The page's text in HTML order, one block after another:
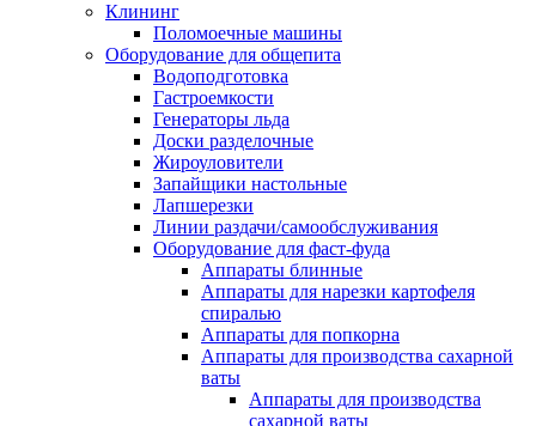
Клининг
Поломоечные машины
Оборудование для общепита
Водоподготовка
Гастроемкости
Генераторы льда
Доски разделочные
Жироуловители
Запайщики настольные
Лапшерезки
Линии раздачи/самообслуживания
Оборудование для фаст-фуда
Аппараты блинные
Аппараты для нарезки картофеля
спиралью
Аппараты для попкорна
Аппараты для производства сахарной
ваты
Аппараты для производства
сахарной ваты